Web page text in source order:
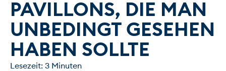
PAVILLONS, DIE MAN
UNBEDINGT GESEHEN
HABEN SOLLTE
Lesezeit: 3 Minuten